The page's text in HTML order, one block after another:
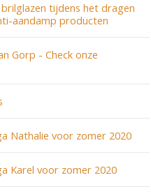
tijdens het dragen
aandamp producten
Gorp - Check onze
Nathalie voor zomer 2020
Karel voor zomer 2020